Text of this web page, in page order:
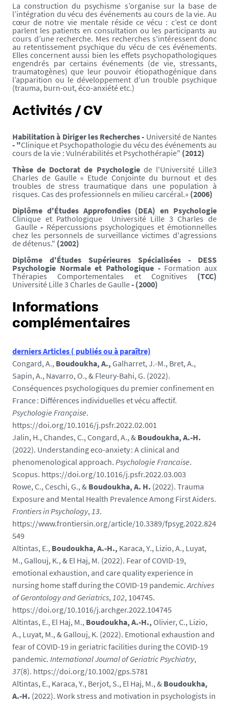
La construction du psychisme s’organise sur la base de
l’intégration du vécu des événements au cours de la vie. Au
cœur de notre vie mentale réside ce vécu : c’est ce dont
parlent les patients en consultation ou les participants au
cours d’une recherche. Mes recherches s'intéressent donc
au retentissement psychique du vécu de ces événements.
Elles concernent aussi bien les effets psychopathologiques
engendrés par certains événements (de vie, stressants,
traumatogènes) que leur pouvoir étiopathogénique dans
l’apparition ou le développement d’un trouble psychique
(trauma, burn-out, éco-anxiété etc.)
Activités / CV
Habilitation à Diriger les Recherches- Université de Nantes
- "Clinique et Psychopathologie du vécu des événements au
cours de la vie : Vulnérabilités et Psychothérapie" (2012)
Thèse de Doctorat de Psychologiede l'Université Lille3
Charles de Gaulle « Etude Conjointe du burnout et des
troubles de stress traumatique dans une population à
risques. Cas des professionnels en milieu carcéral.» (2006)
Diplôme d'Études Approfondies (DEA) en Psychologie
Clinique et Pathologique Université Lille 3 Charles de
Gaulle- Répercussions psychologiques et émotionnelles
chez les personnels de surveillance victimes d'agressions
de détenus." (2002)
Diplôme d'Études Supérieures Spécialisées - DESS
Psychologie Normale et Pathologique - Formation aux
Thérapies Comportementales et Cognitives (TCC)
Université Lille 3 Charles de Gaulle- (2000)
Informations
complémentaires
derniers Articles ( publiés ou à paraître)
Congard, A., Boudoukha, A., Galharret, J.-M., Bret, A.,
Sapin, A., Navarro, O., & Fleury-Bahi, G. (2022).
Conséquences psychologiques du premier confinement en
France : Différences individuelles et vécu affectif.
Psychologie Française.
https://doi.org/10.1016/j.psfr.2022.02.001
Jalin, H., Chandes, C., Congard, A., & Boudoukha, A.-H.
(2022). Understanding eco-anxiety : A clinical and
phenomenological approach. Psychologie Francaise.
Scopus. https://doi.org/10.1016/j.psfr.2022.03.003
Rowe, C., Ceschi, G., & Boudoukha, A. H. (2022). Trauma
Exposure and Mental Health Prevalence Among First Aiders.
Frontiers in Psychology,13.
https://www.frontiersin.org/article/10.3389/fpsyg.2022.824
549
Altintas, E., Boudoukha, A.-H., Karaca, Y., Lizio, A., Luyat,
M., Gallouj, K., & El Haj, M. (2022). Fear of COVID-19,
emotional exhaustion, and care quality experience in
nursing home staff during the COVID-19 pandemic.Archives
of Gerontology and Geriatrics,102, 104745.
https://doi.org/10.1016/j.archger.2022.104745
Altintas, E., El Haj, M., Boudoukha, A.-H., Olivier, C., Lizio,
A., Luyat, M., & Gallouj, K. (2022). Emotional exhaustion and
fear of COVID-19 in geriatric facilities during the COVID-19
pandemic. International Journal of Geriatric Psychiatry,
37(8). https://doi.org/10.1002/gps.5781
Altintas, E., Karaca, Y., Berjot, S., El Haj, M., & Boudoukha,
A.-H. (2022). Work stress and motivation in psychologists in